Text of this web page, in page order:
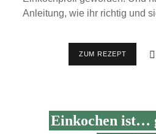
Anleitung, wie ihr richtig und
ZUM REZEPT
Einkochen ist…